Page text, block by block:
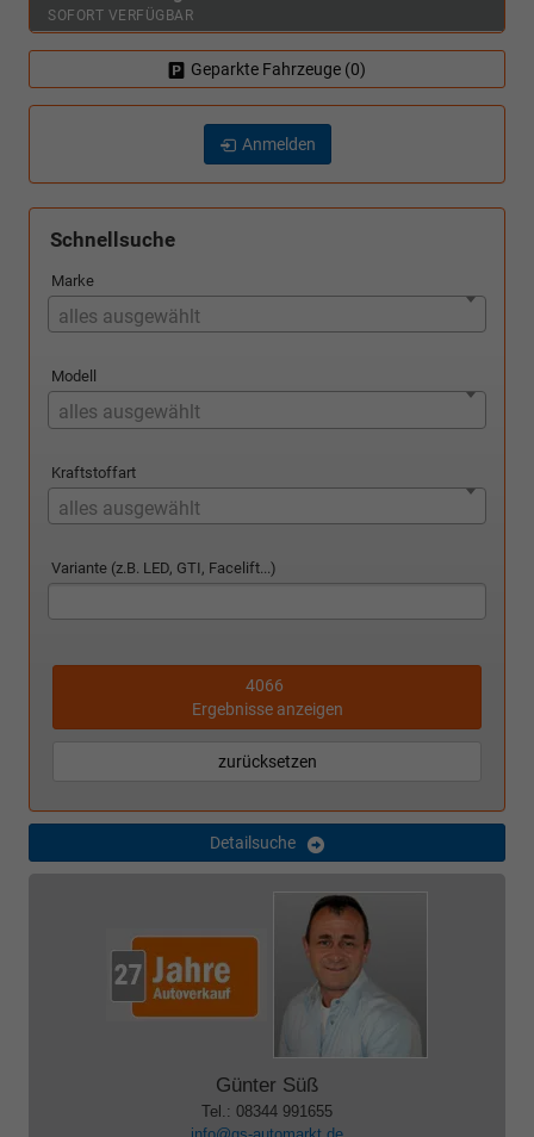
SOFORT VERFÜGBAR
Geparkte Fahrzeuge (0)
Anmelden
Schnellsuche
Marke
alles ausgewählt
Modell
alles ausgewählt
Kraftstoffart
alles ausgewählt
Variante (z.B. LED, GTI, Facelift...)
4066
Ergebnisse anzeigen
zurücksetzen
Detailsuche
Günter Süß
Tel.: 08344 991655